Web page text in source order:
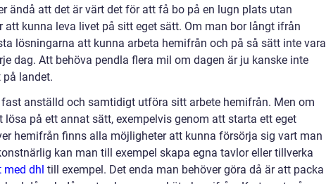
ändå att det är värt det för att få bo på en lugn plats utan
kunna leva livet på sitt eget sätt. Om man bor långt ifrån
lösningarna att kunna arbeta hemifrån och på så sätt inte vara
dag. Att behöva pendla flera mil om dagen är ju kanske inte
landet.
anställd och samtidigt utföra sitt arbete hemifrån. Men om
på ett annat sätt, exempelvis genom att starta ett eget
hemifrån finns alla möjligheter att kunna försörja sig vart man
kan man till exempel skapa egna tavlor eller tillverka
med dhl till exempel. Det enda man behöver göra då är att packa